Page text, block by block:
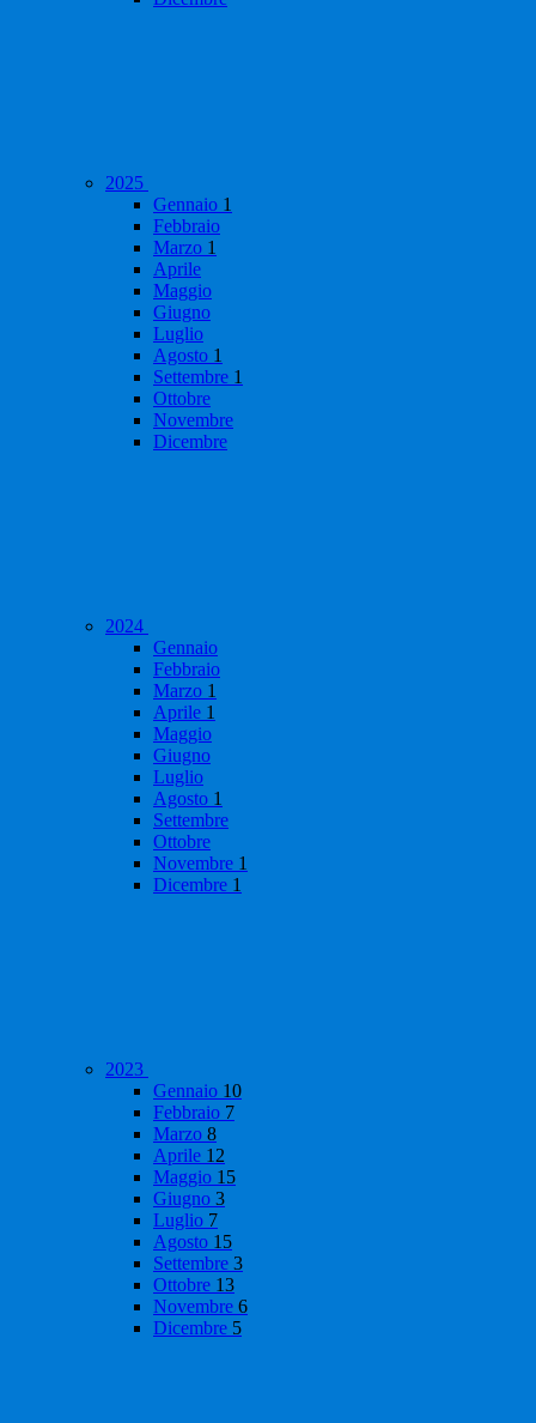
2025
Gennaio 1
Febbraio
Marzo 1
Aprile
Maggio
Giugno
Luglio
Agosto 1
Settembre 1
Ottobre
Novembre
Dicembre
2024
Gennaio
Febbraio
Marzo 1
Aprile 1
Maggio
Giugno
Luglio
Agosto 1
Settembre
Ottobre
Novembre 1
Dicembre 1
2023
Gennaio 10
Febbraio 7
Marzo 8
Aprile 12
Maggio 15
Giugno 3
Luglio 7
Agosto 15
Settembre 3
Ottobre 13
Novembre 6
Dicembre 5